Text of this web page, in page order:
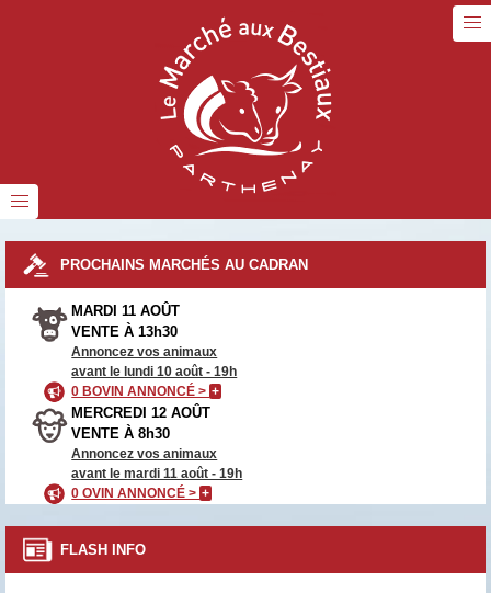
PROCHAINS MARCHÉS AU CADRAN
MARDI 11 AOÛT
VENTE À 13h30
Annoncez vos animaux
avant le lundi 10 août - 19h
0 BOVIN ANNONCÉ >+
MERCREDI 12 AOÛT
VENTE À 8h30
Annoncez vos animaux
avant le mardi 11 août - 19h
0 OVIN ANNONCÉ >+
FLASH INFO